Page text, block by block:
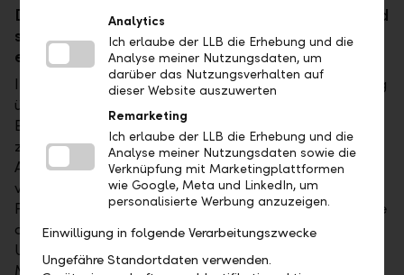
Die Idee der Frühpensionierung mag verlockend
sein, aber welche Auswirkungen hat sie
eigentlich auf die Altersrenten?
Im Allgemeinen verfügt man nach der Pensionierung
über weniger Einkommen als während der
Erwerbsphase. Eine Frühpensionierung führt zu
zusätzlichen Einbussen. Zum einen werden in der
AHV-Kürzungssätze angewendet, wenn der Bezug
vorzeitig erfolgt. Zum anderen fehlen in der
Pensionskasse die Spargutschriften sowie Zinserträge
der letzten Erwerbsjahre und zusätzlich wird der
Umwandlungssatz bei vorzeitigem Bezug reduziert.
Mit guten 20 Prozent Kürzung der AHV-Leistungen
Analytics
Ich erlaube der LLB die Erhebung und die
Analyse meiner Nutzungsdaten, um
darüber das Nutzungsverhalten auf
dieser Website auszuwerten
Remarketing
Ich erlaube der LLB die Erhebung und die
Analyse meiner Nutzungsdaten sowie die
Verknüpfung mit Marketingplattformen
wie Google, Meta und LinkedIn, um
personalisierte Werbung anzuzeigen.
Einwilligung in folgende Verarbeitungszwecke
Ungefähre Standortdaten verwenden.